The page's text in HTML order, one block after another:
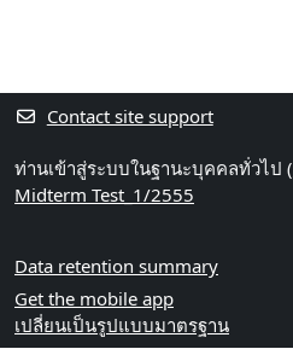
Contact site support
ท่านเข้าสู่ระบบในฐานะบุคคลทั่วไป (
Midterm Test_1/2555
Data retention summary
Get the mobile app
เปลี่ยนเป็นรูปแบบมาตรฐาน